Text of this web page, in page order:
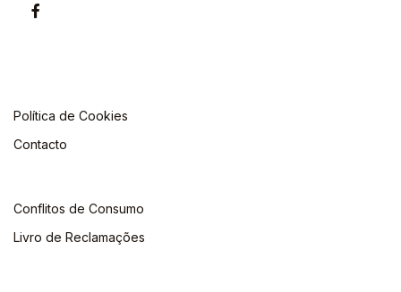
Política de Cookies
Contacto
Conflitos de Consumo
Livro de Reclamações